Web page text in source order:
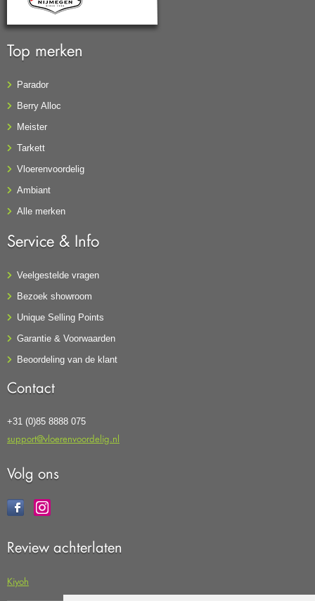
Top merken
Parador
Berry Alloc
Meister
Tarkett
Vloerenvoordelig
Ambiant
Alle merken
Service & Info
Veelgestelde vragen
Bezoek showroom
Unique Selling Points
Garantie & Voorwaarden
Beoordeling van de klant
Contact
+31 (0)85 8888 075
support@vloerenvoordelig.nl
Volg ons
Review achterlaten
Kiyoh